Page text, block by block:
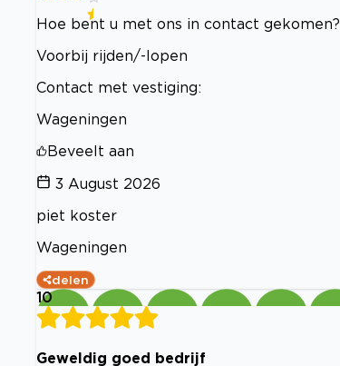
Hoe bent u met ons in contact gekomen?
Voorbij rijden/-lopen
Contact met vestiging:
Wageningen
Beveelt aan
3 August 2026
piet koster
Wageningen
delen
10
Geweldig goed bedrijf